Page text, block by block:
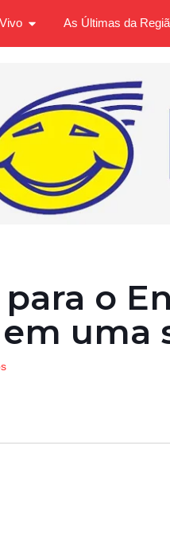
As Últimas da
o
uma